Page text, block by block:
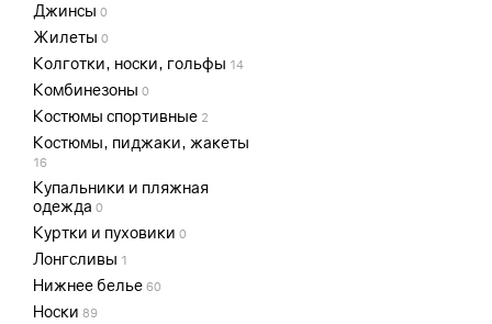
Джинсы 0
Жилеты 0
Колготки, носки, гольфы 14
Комбинезоны 0
Костюмы спортивные 2
Костюмы, пиджаки, жакеты
16
Купальники и пляжная
одежда 0
Куртки и пуховики 0
Лонгсливы 1
Нижнее белье 60
Носки 89